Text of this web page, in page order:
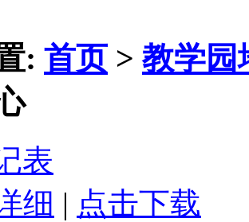
: 首页>教学园
表
细 | 点击下载